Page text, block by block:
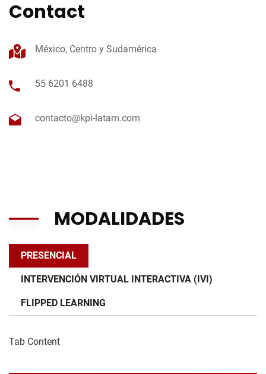
Contact
México, Centro y Sudamérica
55 6201 6488
contacto@kpi-latam.com
MODALIDADES
PRESENCIAL
INTERVENCIÓN VIRTUAL INTERACTIVA (IVI)
FLIPPED LEARNING
Tab Content